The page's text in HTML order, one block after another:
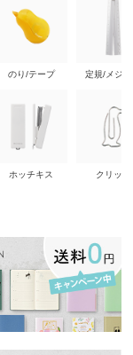
のり/テープ
ホッチキス
定規/メジ
クリップ